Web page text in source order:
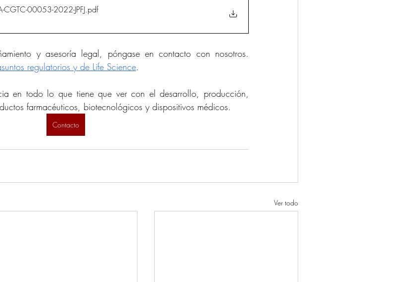
CGTC-00053-2022-JPFJ.pdf
y asesoría legal, póngase en contacto con nosotros.
regulatorios y de Life Science.
en todo lo que tiene que ver con el desarrollo, producción,
farmacéuticos, biotecnológicos y dispositivos médicos.
Contacto
Ver todo